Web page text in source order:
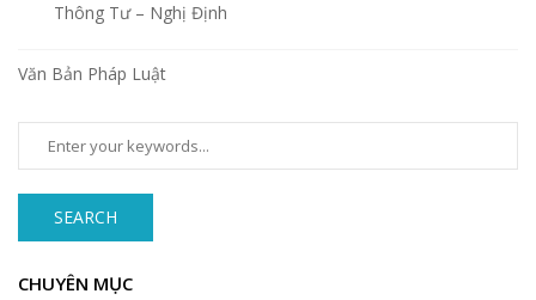
Thông Tư – Nghị Định
Văn Bản Pháp Luật
SEARCH
CHUYÊN MỤC